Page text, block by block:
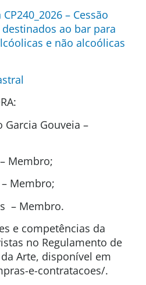
– Cessão
ao bar para
e não alcoólicas
Gouveia –
Membro;
Membro;
– Membro.
e competências da
no Regulamento de
Arte, disponível em
e-contratacoes/.